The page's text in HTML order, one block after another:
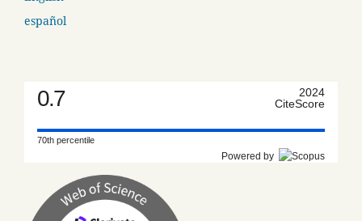
español
0.7
2024
CiteScore
70th percentile
Powered by